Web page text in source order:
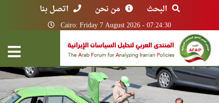
البحث من نحن اتصل بنا
Cairo: Friday 7 August 2026 - 07:24:30